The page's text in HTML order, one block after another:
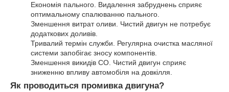
Економія пального. Видалення забруднень сприяє
оптимальному спалюванню пального.
Зменшення витрат оливи. Чистий двигун не потребує
додаткових доливів.
Тривалий термін служби. Регулярна очистка масляної
системи запобігає зносу компонентів.
Зменшення викидів СО. Чистий двигун сприяє
зниженню впливу автомобіля на довкілля.
Як проводиться промивка двигуна?